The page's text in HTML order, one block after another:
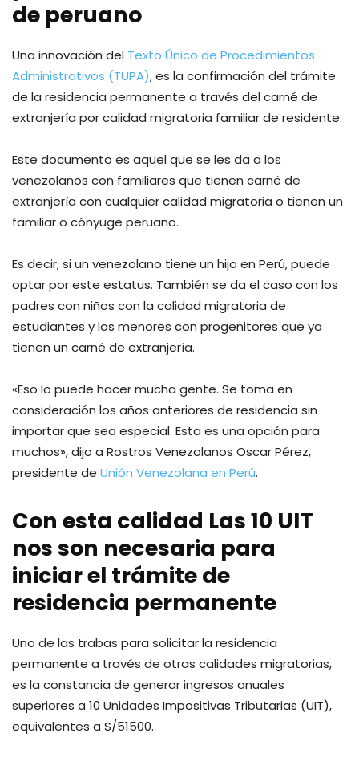
de peruano
Una innovación del Texto Único de Procedimientos
Administrativos (TUPA), es la confirmación del trámite
de la residencia permanente a través del carné de
extranjería por calidad migratoria familiar de residente.
Este documento es aquel que se les da a los
venezolanos con familiares que tienen carné de
extranjería con cualquier calidad migratoria o tienen un
familiar o cónyuge peruano.
Es decir, si un venezolano tiene un hijo en Perú, puede
optar por este estatus. También se da el caso con los
padres con niños con la calidad migratoria de
estudiantes y los menores con progenitores que ya
tienen un carné de extranjería.
«Eso lo puede hacer mucha gente. Se toma en
consideración los años anteriores de residencia sin
importar que sea especial. Esta es una opción para
muchos», dijo a Rostros Venezolanos Oscar Pérez,
presidente de Unión Venezolana en Perú.
Con esta calidad Las 10 UIT
nos son necesaria para
iniciar el trámite de
residencia permanente
Uno de las trabas para solicitar la residencia
permanente a través de otras calidades migratorias,
es la constancia de generar ingresos anuales
superiores a 10 Unidades Impositivas Tributarias (UIT),
equivalentes a S/51500.